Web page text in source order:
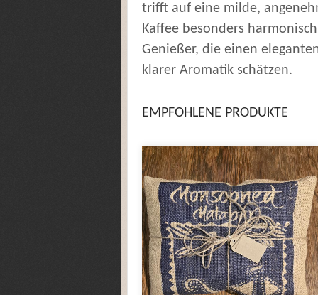
trifft auf eine milde,
Kaffee besonders
Genießer, die einen
klarer Aromatik schätzen.
EMPFOHLENE PRODUKTE